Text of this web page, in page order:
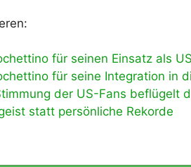
für seinen Einsatz als
für seine Integration in
der US-Fans beflügelt
statt persönliche Rekorde